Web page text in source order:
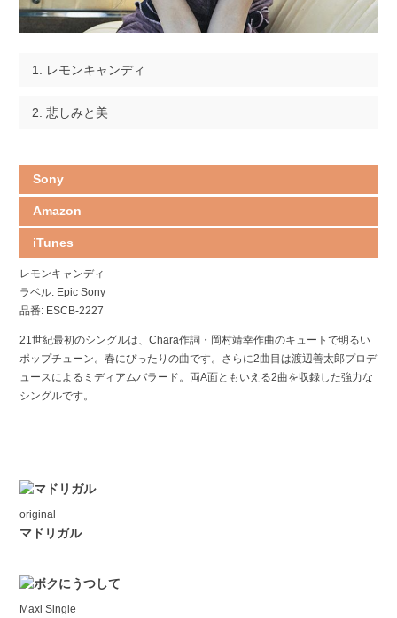
レモンキャンディ
悲しみと美
Sony
Amazon
iTunes
レモンキャンディ
ラベル: Epic Sony
品番: ESCB-2227
21世紀最初のシングルは、Chara作詞・岡村靖幸作曲のキュートで明るい
ポップチューン。春にぴったりの曲です。さらに2曲目は渡辺善太郎プロデ
ュースによるミディアムバラード。両A面ともいえる2曲を収録した強力な
シングルです。
original
マドリガル
Maxi Single